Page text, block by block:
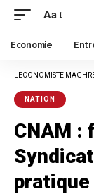
Aa
Economie
LECONOMISTE
NATION
CNAM :
pratique